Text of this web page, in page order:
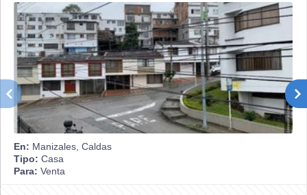
En: Manizales, Caldas
Tipo: Casa
Para: Venta